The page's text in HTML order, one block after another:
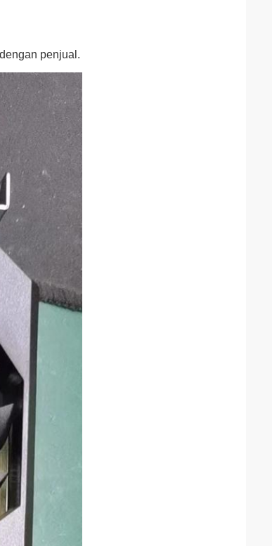
penjual.